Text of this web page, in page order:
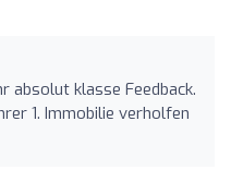
absolut klasse Feedback.
1. Immobilie verholfen